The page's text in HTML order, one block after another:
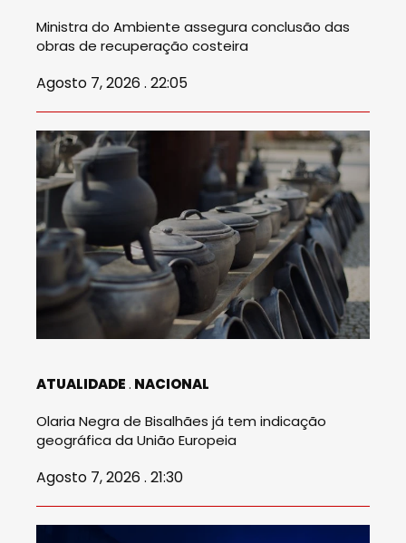
Ministra do Ambiente assegura conclusão das
obras de recuperação costeira
Agosto 7, 2026 . 22:05
ATUALIDADE NACIONAL
Olaria Negra de Bisalhães já tem indicação
geográfica da União Europeia
Agosto 7, 2026 . 21:30